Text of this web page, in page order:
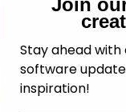
Stay ahead with
software
inspiration!